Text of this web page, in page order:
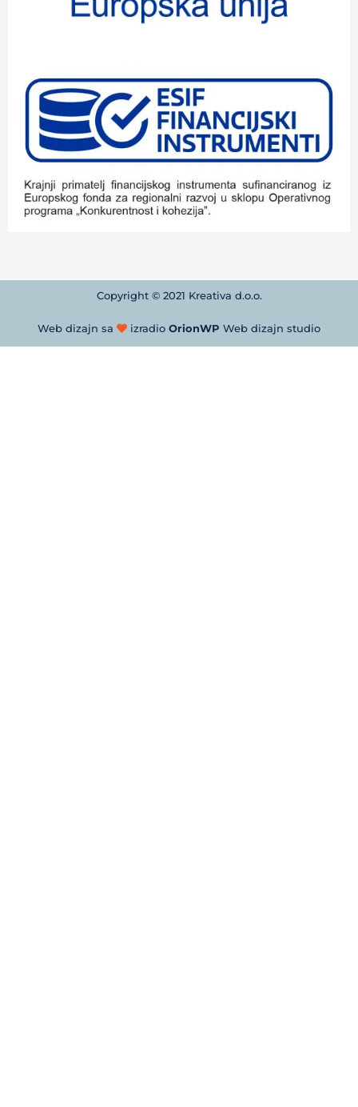
Copyright © 2021 Kreativa d.o.o.
Web dizajn sa izradio OrionWP Web dizajn studio